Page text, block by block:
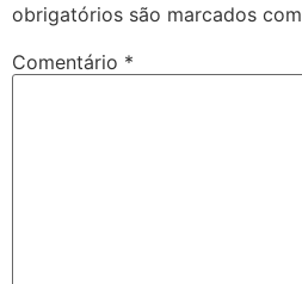
obrigatórios são marcados com
Comentário *